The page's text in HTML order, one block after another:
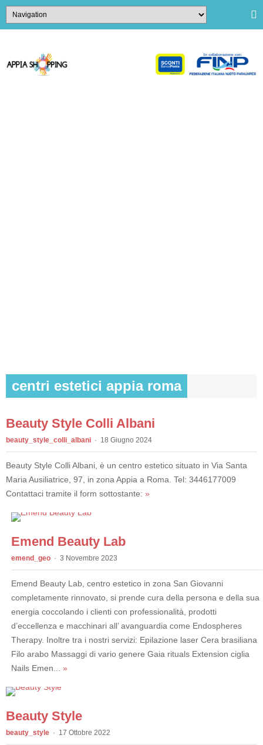
centri estetici appia roma
Beauty Style Colli Albani
beauty_style_colli_albani 18 Giugno 2024
Beauty Style Colli Albani, è un centro estetico situato in Via Santa
Maria Ausiliatrice, 97, in zona Appia a Roma. Tel: 3446177009
Contattaci tramite il form sottostante: »
Emend Beauty Lab
emend_geo 3 Novembre 2023
Emend Beauty Lab, centro estetico in zona San Giovanni
completamente rinnovato, si prende cura della persona e della sua
energia coccolando i clienti con professionalità, prodotti
d’eccellenza e macchinari all’ avanguardia come Endospheres
Therapy. Inoltre tra i nostri servizi: Epilazione laser Cera brasiliana
Filo arabo Massaggi di vario genere Gaia rituals Extension ciglia
Nails Emen... »
Beauty Style
beauty_style 17 Ottobre 2022